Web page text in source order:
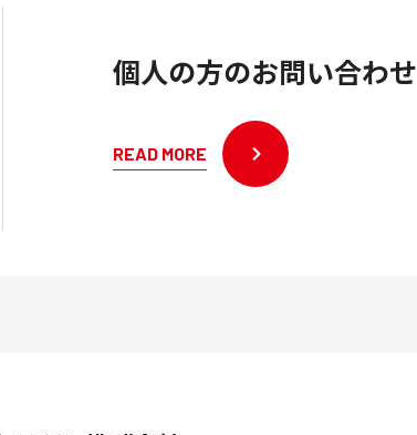
個人の方のお問い合わせ
READ MORE